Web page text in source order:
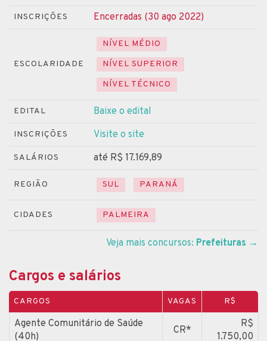
INSCRIÇÕES Encerradas (30 ago 2022)
ESCOLARIDADE
NÍVEL MÉDIO
NÍVEL SUPERIOR
NÍVEL TÉCNICO
EDITAL Baixe o edital
INSCRIÇÕES Visite o site
SALÁRIOS até R$ 17.169,89
REGIÃO SUL PARANÁ
CIDADES PALMEIRA
Veja mais concursos: Prefeituras →
Cargos e salários
CARGOS VAGAS R$
Agente Comunitário de Saúde
(40h)
CR*
R$
1.750,00